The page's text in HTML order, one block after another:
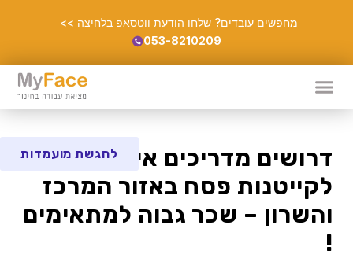
מחפשים עובדים? שלחו הודעת ווטסאפ בלחיצה >>
053-8210209
דרושים מדריכים איכותיים
לקייטנות פסח באזור המרכז
והשרון – שכר גבוה למתאימים
!
להגשת מועמדות